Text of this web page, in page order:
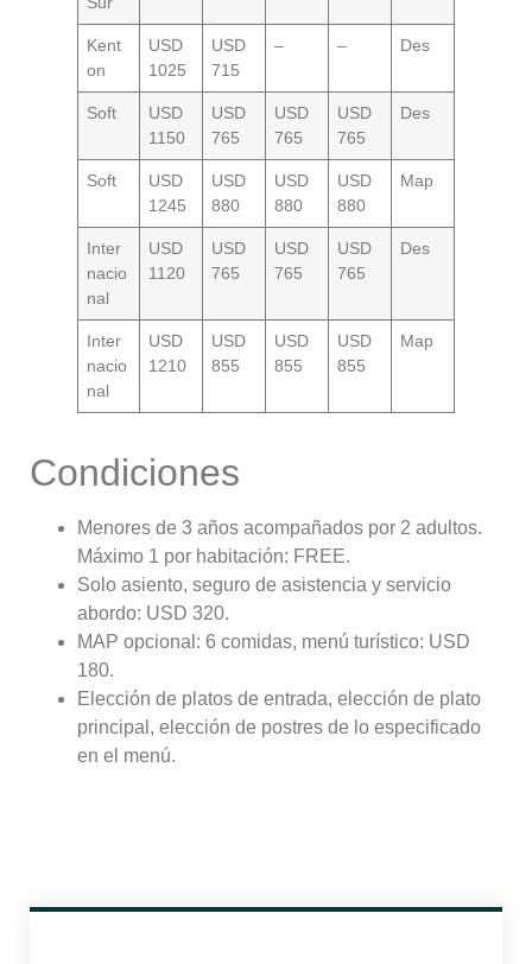
Kent
on
USD
1025
USD
715
– – Des
Soft
USD
1150
USD
765
USD
765
USD
765
Des
Soft
USD
1245
USD
880
USD
880
USD
880
Map
Inter
nacio
nal
USD
1120
USD
765
USD
765
USD
765
Des
Inter
nacio
nal
USD
1210
USD
855
USD
855
USD
855
Map
Condiciones
Menores de 3 años acompañados por 2 adultos.
Máximo 1 por habitación: FREE.
Solo asiento, seguro de asistencia y servicio
abordo: USD 320.
MAP opcional: 6 comidas, menú turístico: USD
180.
Elección de platos de entrada, elección de plato
principal, elección de postres de lo especificado
en el menú.